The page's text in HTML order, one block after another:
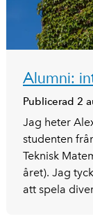
Alumni:
Publicerad 2
Jag heter
studenten
Teknisk
året). Jag
att spela